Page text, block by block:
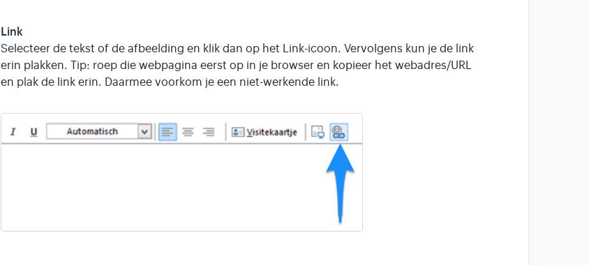
Link
Selecteer de tekst of de afbeelding en klik dan op het Link-icoon. Vervolgens kun je de link
erin plakken. Tip: roep die webpagina eerst op in je browser en kopieer het webadres/URL
en plak de link erin. Daarmee voorkom je een niet-werkende link.